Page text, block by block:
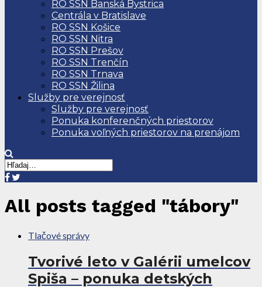
RO SSN Banská Bystrica
Centrála v Bratislave
RO SSN Košice
RO SSN Nitra
RO SSN Prešov
RO SSN Trenčín
RO SSN Trnava
RO SSN Žilina
Služby pre verejnosť
Služby pre verejnosť
Ponuka konferenčných priestorov
Ponuka voľných priestorov na prenájom
All posts tagged "tábory"
Tlačové správy
Tvorivé leto v Galérii umelcov
Spiša – ponuka detských